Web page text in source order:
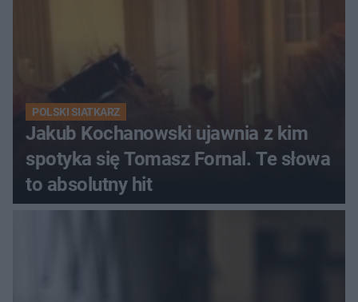
POLSKI SIATKARZ
Jakub Kochanowski ujawnia z kim
spotyka się Tomasz Fornal. Te słowa
to absolutny hit